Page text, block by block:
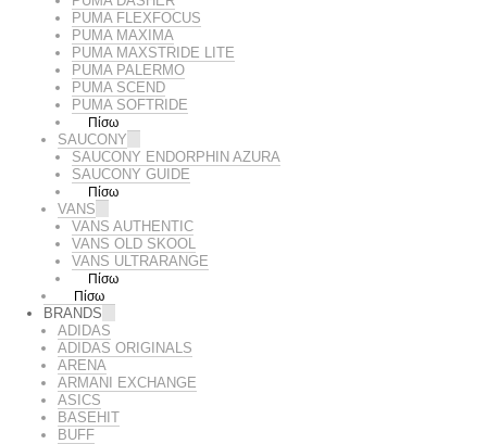
PUMA FLEXFOCUS
PUMA MAXIMA
PUMA MAXSTRIDE LITE
PUMA PALERMO
PUMA SCEND
PUMA SOFTRIDE
Πίσω
SAUCONY
SAUCONY ENDORPHIN AZURA
SAUCONY GUIDE
Πίσω
VANS
VANS AUTHENTIC
VANS OLD SKOOL
VANS ULTRARANGE
Πίσω
Πίσω
BRANDS
ADIDAS
ADIDAS ORIGINALS
ARENA
ARMANI EXCHANGE
ASICS
BASEHIT
BUFF